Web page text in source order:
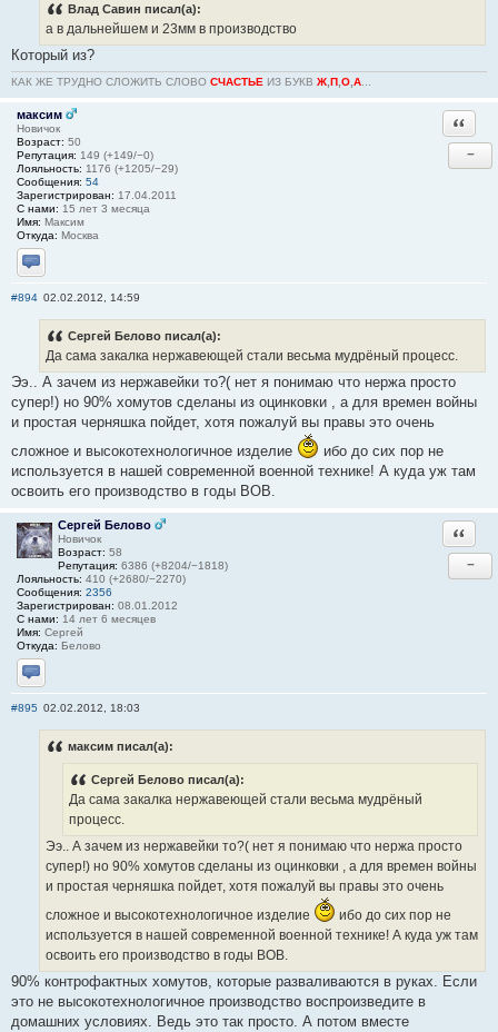
Влад Савин писал(а):
а в дальнейшем и 23мм в производство
Который из?
КАК ЖЕ ТРУДНО СЛОЖИТЬ СЛОВО СЧАСТЬЕ ИЗ БУКВ Ж П О А
максим
Новичок
Возраст: 50
Репутация: 149 (+149/−0)
Лояльность: 1176 (+1205/−29)
Сообщения: 54
Зарегистрирован: 17.04.2011
С нами: 15 лет 3 месяца
Имя: Максим
Откуда: Москва
Отправить личное сообщение
−
#894 02.02.2012, 14:59
Сергей Белово писал(а):
Да сама закалка нержавеющей стали весьма мудрёный процесс.
Ээ.. А зачем из нержавейки то?( нет я понимаю что нержа просто
супер!) но 90% хомутов сделаны из оцинковки , а для времен войны
и простая черняшка пойдет, хотя пожалуй вы правы это очень
сложное и высокотехнологичное изделие
ибо до сих пор не
используется в нашей современной военной технике! А куда уж там
освоить его производство в годы ВОВ.
Сергей Белово
Новичок
Возраст: 58
Репутация: 6386 (+8204/−1818)
Лояльность: 410 (+2680/−2270)
Сообщения: 2356
Зарегистрирован: 08.01.2012
С нами: 14 лет 6 месяцев
Имя: Сергей
Откуда: Белово
Отправить личное сообщение
−
#895 02.02.2012, 18:03
максим писал(а):
Сергей Белово писал(а):
Да сама закалка нержавеющей стали весьма мудрёный
процесс.
Ээ.. А зачем из нержавейки то?( нет я понимаю что нержа просто
супер!) но 90% хомутов сделаны из оцинковки , а для времен войны
и простая черняшка пойдет, хотя пожалуй вы правы это очень
сложное и высокотехнологичное изделие
ибо до сих пор не
используется в нашей современной военной технике! А куда уж там
освоить его производство в годы ВОВ.
90% контрофактных хомутов, которые разваливаются в руках. Если
это не высокотехнологичное производство воспроизведите в
домашних условиях. Ведь это так просто. А потом вместе